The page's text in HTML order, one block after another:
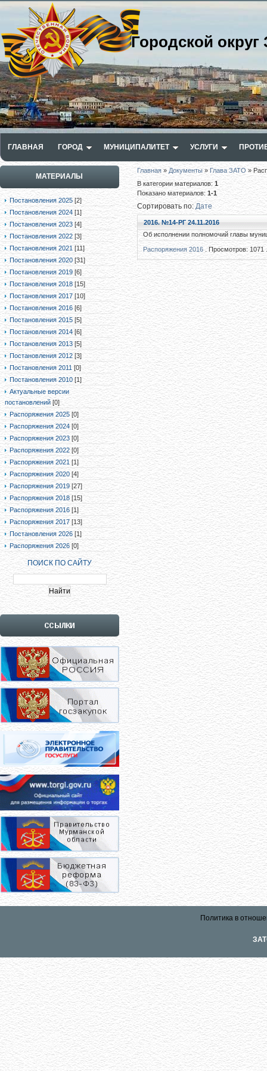
Городской
ГЛАВНАЯ ГОРОД МУНИЦИПАЛИТЕТ УСЛУГИ
МАТЕРИАЛЫ
Постановления 2025 [2]
Постановления 2024 [1]
Постановления 2023 [4]
Постановления 2022 [3]
Постановления 2021 [11]
Постановления 2020 [31]
Постановления 2019 [6]
Постановления 2018 [15]
Постановления 2017 [10]
Постановления 2016 [6]
Постановления 2015 [5]
Постановления 2014 [6]
Постановления 2013 [5]
Постановления 2012 [3]
Постановления 2011 [0]
Постановления 2010 [1]
Актуальные версии
постановлений [0]
Распоряжения 2025 [0]
Распоряжения 2024 [0]
Распоряжения 2023 [0]
Распоряжения 2022 [0]
Распоряжения 2021 [1]
Распоряжения 2020 [4]
Распоряжения 2019 [27]
Распоряжения 2018 [15]
Распоряжения 2016 [1]
Распоряжения 2017 [13]
Постановления 2026 [1]
Распоряжения 2026 [0]
ПОИСК ПО САЙТУ
Главная» Документы »Глава ЗАТО »
В категории материалов:1
Показано материалов: 1-1
Сортировать по:Дате
2016. №14-РГ 24.11.2016
Об исполнении полномочий главы
Распоряжения 2016 . Просмотров: 1071
Политика в